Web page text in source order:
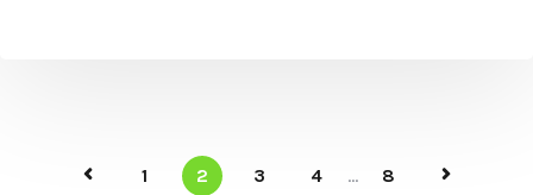
1 2 3 4 ... 8